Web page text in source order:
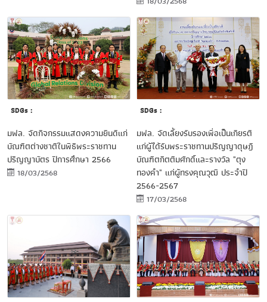
SDGs :
มฟล. จัดกิจกรรมแสดงความยินดีแก่
บัณฑิตต่างชาติในพิธีพระราชทาน
ปริญญาบัตร ปีการศึกษา 2566
18/03/2568
SDGs :
มฟล. จัดเลี้ยงรับรองเพื่อเป็นเกียรติ
แก่ผู้ได้รับพระราชทานปริญญาดุษฎี
บัณฑิตกิตติมศักดิ์และรางวัล "ตุง
ทองคำ" แก่ผู้ทรงคุณวุฒิ ประจำปี
2566-2567
17/03/2568